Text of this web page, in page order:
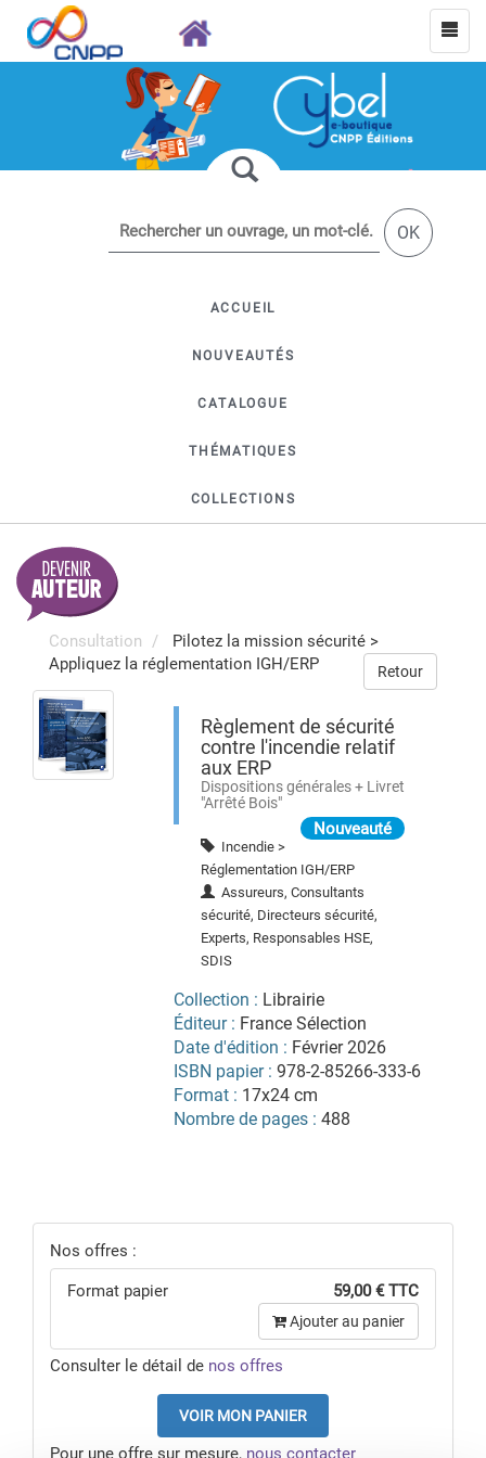
OK
ACCUEIL
NOUVEAUTÉS
CATALOGUE
THÉMATIQUES
COLLECTIONS
Consultation Pilotez la mission sécurité >
Appliquez la réglementation IGH/ERP
Retour
Règlement de sécurité
contre l'incendie relatif
aux ERP
Dispositions générales + Livret
"Arrêté Bois"
Nouveauté
Incendie >
Réglementation IGH/ERP
Assureurs, Consultants
sécurité, Directeurs sécurité,
Experts, Responsables HSE,
SDIS
Collection : Librairie
Éditeur : France Sélection
Date d'édition : Février 2026
ISBN papier : 978-2-85266-333-6
Format : 17x24 cm
Nombre de pages : 488
Nos offres :
Format papier 59,00 € TTC
Ajouter au panier
Consulter le détail de nos offres
VOIR MON PANIER
Pour une offre sur mesure, nous contacter